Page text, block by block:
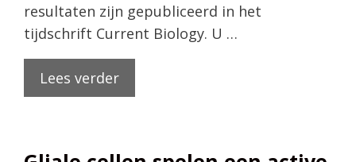
resultaten zijn gepubliceerd in het
tijdschrift Current Biology. U …
Lees verder